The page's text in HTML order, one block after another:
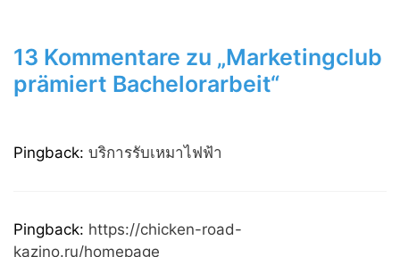
13 Kommentare zu „Marketingclub
prämiert Bachelorarbeit“
Pingback: บริการรับเหมาไฟฟ้า
Pingback: https://chicken-road-
kazino.ru/homepage